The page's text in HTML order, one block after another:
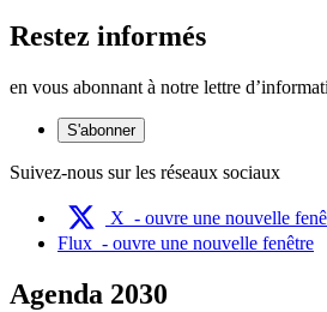
Restez informés
en vous abonnant à notre lettre
S'abonner
Suivez-nous sur les réseaux sociaux
X - ouvre une nouvelle
Flux - ouvre une nouvelle fenêtre
Agenda 2030